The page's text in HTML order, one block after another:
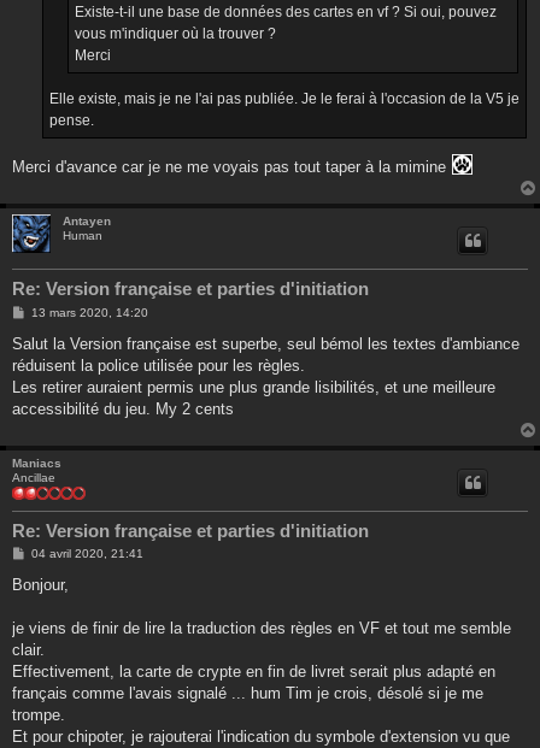
Existe-t-il une base de données des cartes en vf ? Si oui, pouvez
vous m'indiquer où la trouver ?
Merci
Elle existe, mais je ne l'ai pas publiée. Je le ferai à l'occasion de la V5 je
pense.
Merci d'avance car je ne me voyais pas tout taper à la mimine
Antayen
Human
Re: Version française et parties d'initiation
M
s
a
g
13 mars 2020, 14:20
Salut la Version française est superbe, seul bémol les textes d'ambiance
réduisent la police utilisée pour les règles.
Les retirer auraient permis une plus grande lisibilités, et une meilleure
accessibilité du jeu. My 2 cents
Maniacs
Ancillae
Re: Version française et parties d'initiation
M
s
g
04 avril 2020, 21:41
Bonjour,
je viens de finir de lire la traduction des règles en VF et tout me semble
clair.
Effectivement, la carte de crypte en fin de livret serait plus adapté en
français comme l'avais signalé ... hum Tim je crois, désolé si je me
trompe.
Et pour chipoter, je rajouterai l'indication du symbole d'extension vu que